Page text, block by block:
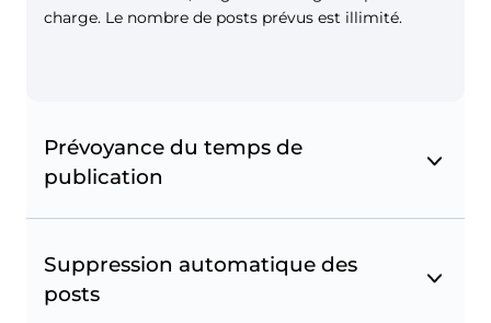
boutique en ligne.
charge. Le nombre de posts prévus est illimité.
Prévoyance du temps de
publication
Suppression automatique des
posts